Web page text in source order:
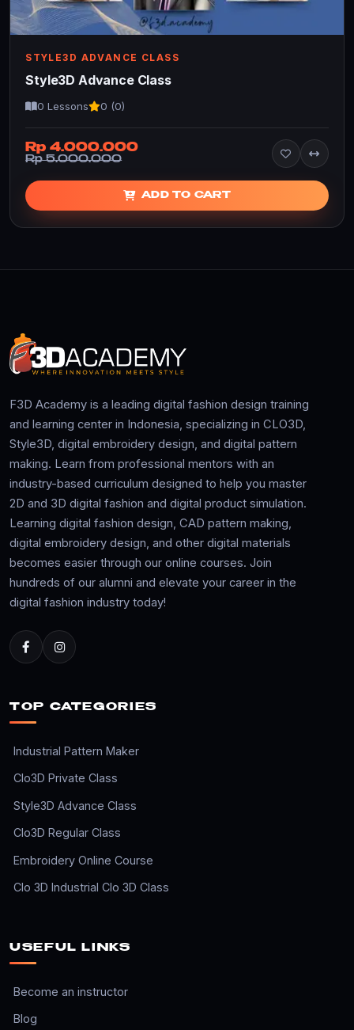
STYLE3D ADVANCE CLASS
Style3D Advance Class
0 Lessons 0 (0)
Rp 4.000.000
Rp 5.000.000
ADD TO CART
F3D Academy is a leading digital fashion design training
and learning center in Indonesia, specializing in CLO3D,
Style3D, digital embroidery design, and digital pattern
making. Learn from professional mentors with an
industry-based curriculum designed to help you master
2D and 3D digital fashion and digital product simulation.
Learning digital fashion design, CAD pattern making,
digital embroidery design, and other digital materials
becomes easier through our online courses. Join
hundreds of our alumni and elevate your career in the
digital fashion industry today!
TOP CATEGORIES
Industrial Pattern Maker
Clo3D Private Class
Style3D Advance Class
Clo3D Regular Class
Embroidery Online Course
Clo 3D Industrial Clo 3D Class
USEFUL LINKS
Become an instructor
Blog